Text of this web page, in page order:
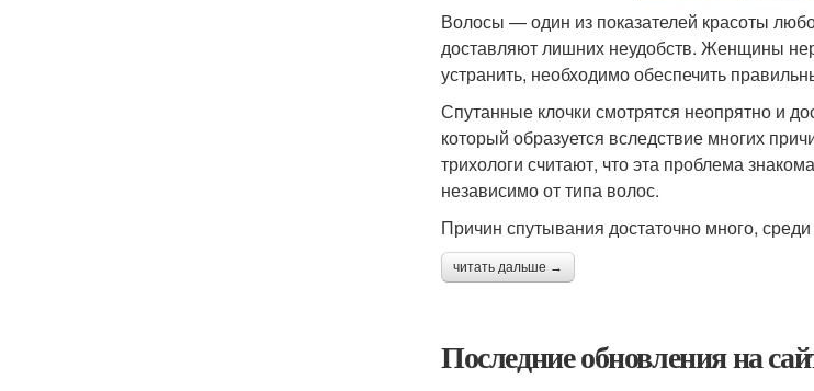
Волосы — один из показателей красоты
доставляют лишних неудобств. Женщины
устранить, необходимо обеспечить
Спутанные клочки смотрятся неопрятно и
который образуется вследствие многих
трихологи считают, что эта проблема
независимо от типа волос.
Причин спутывания достаточно много,
читать дальше →
Последние обновления на